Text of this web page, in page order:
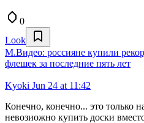
0
Look
М.Видео: россияне купили
флешек за последние пять лет
Kyoki Jun 24 at 11:42
Конечно, конечно... это только
невозиожно купить доски